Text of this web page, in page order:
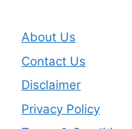
About Us
Contact Us
Disclaimer
Privacy Policy